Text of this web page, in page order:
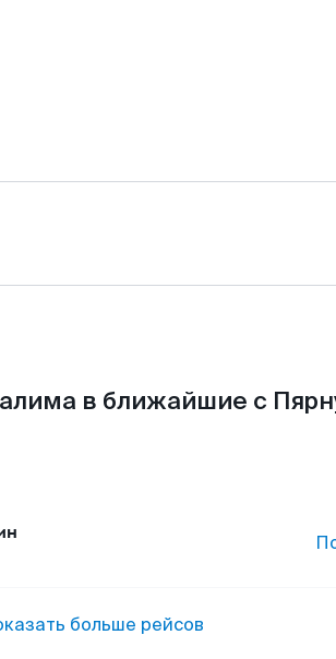
в ближайшие с
больше рейсов